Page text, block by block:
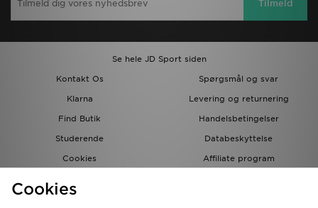
Tilmeld
Se hele JD Sport siden
Kontakt Os
Spørgsmål og svar
Klarna
Levering og returnering
Find Butik
Handelsbetingelser
Studerende
Databeskyttelse
Cookies
Affiliate program
Cookies